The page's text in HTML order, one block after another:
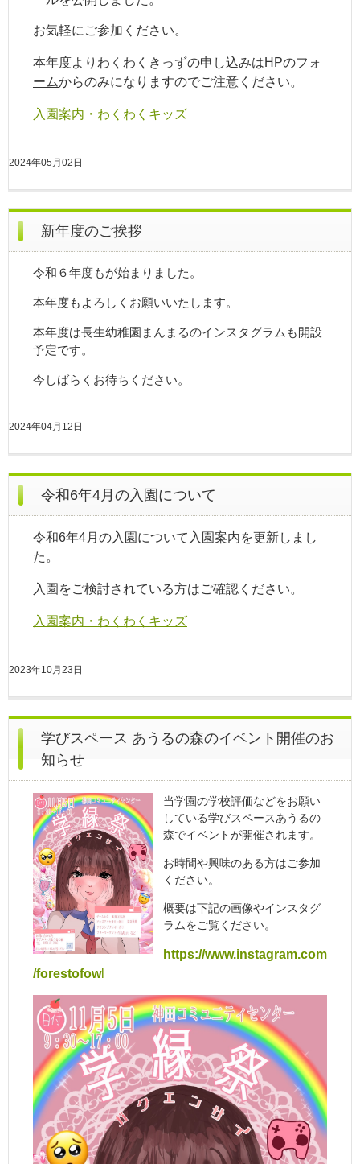
お気軽にご参加ください。
本年度よりわくわくきっずの申し込みはHPのフォ
ームからのみになりますのでご注意ください。
入園案内・わくわくキッズ
2024年05月02日
新年度のご挨拶
令和６年度もが始まりました。
本年度もよろしくお願いいたします。
本年度は長生幼稚園まんまるのインスタグラムも開設
予定です。
今しばらくお待ちください。
2024年04月12日
令和6年4月の入園について
令和6年4月の入園について入園案内を更新しまし
た。
入園をご検討されている方はご確認ください。
入園案内・わくわくキッズ
2023年10月23日
学びスペース あうるの森のイベント開催のお
知らせ
当学園の学校評価などをお願い
している学びスペースあうるの
森でイベントが開催されます。
お時間や興味のある方はご参加
ください。
概要は下記の画像やインスタグ
ラムをご覧ください。
https://www.instagram.com
/forestofowl